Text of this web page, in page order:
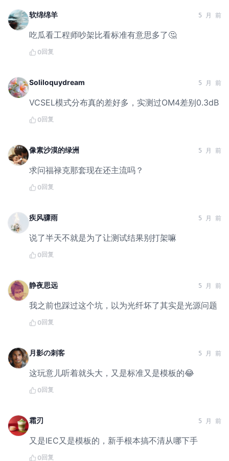
软绵绵羊 5 月 前
吃瓜看工程师吵架比看标准有意思多了🤔
0回复
Soliloquydream 5 月 前
VCSEL模式分布真的差好多，实测过OM4差别0.3dB
0回复
像素沙漠的绿洲 5 月 前
求问福禄克那套现在还主流吗？
0回复
疾风骤雨 5 月 前
说了半天不就是为了让测试结果别打架嘛
0回复
静夜思远 5 月 前
我之前也踩过这个坑，以为光纤坏了其实是光源问题
0回复
月影の刺客 5 月 前
这玩意儿听着就头大，又是标准又是模板的😂
0回复
霜刃 5 月 前
又是IEC又是模板的，新手根本搞不清从哪下手
0回复